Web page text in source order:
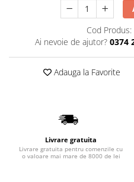
Lavoare freestanding
Lavoare pe blat
Lavoare pe mobilier
Bideuri stative
Bideuri suspendate
Cod Produs:
Ai nevoie de ajutor? 0374
Adauga la Favorite
Livrare gratuita
Livrare gratuita pentru comenzile cu
o valoare mai mare de 8000 de lei